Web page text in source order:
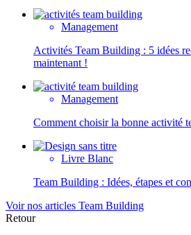
Management
Activités Team Building : 5 idées
maintenant !
Management
Comment choisir la bonne activité
Livre Blanc
Team Building : Idées, étapes et
Voir nos articles Team Building
Retour